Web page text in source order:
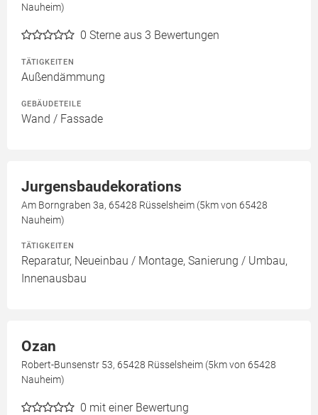
Nauheim)
0 Sterne aus 3 Bewertungen
TÄTIGKEITEN
Außendämmung
GEBÄUDETEILE
Wand / Fassade
Jurgensbaudekorations
Am Borngraben 3a, 65428 Rüsselsheim (5km von 65428
Nauheim)
TÄTIGKEITEN
Reparatur, Neueinbau / Montage, Sanierung / Umbau,
Innenausbau
Ozan
Robert-Bunsenstr 53, 65428 Rüsselsheim (5km von 65428
Nauheim)
0 mit einer Bewertung